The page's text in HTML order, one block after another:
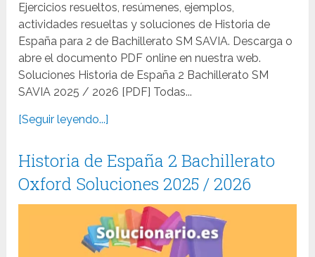
Ejercicios resueltos, resúmenes, ejemplos,
actividades resueltas y soluciones de Historia de
España para 2 de Bachillerato SM SAVIA. Descarga o
abre el documento PDF online en nuestra web.
Soluciones Historia de España 2 Bachillerato SM
SAVIA 2025 / 2026 [PDF] Todas...
[Seguir leyendo...]
Historia de España 2 Bachillerato
Oxford Soluciones 2025 / 2026